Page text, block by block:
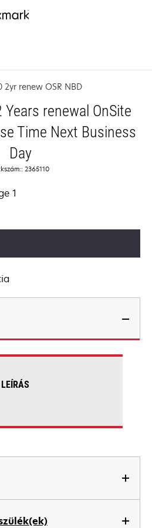
2yr renew OSR NBD
Years renewal OnSite
Time Next Business
Day
2365110